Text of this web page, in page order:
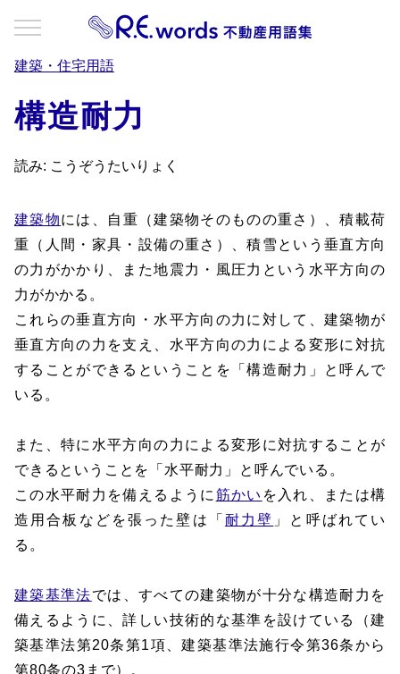
建築・住宅用語
構造耐力
読み: こうぞうたいりょく
建築物には、自重（建築物そのものの重さ）、積載荷
重（人間・家具・設備の重さ）、積雪という垂直方向
の力がかかり、また地震力・風圧力という水平方向の
力がかかる。
これらの垂直方向・水平方向の力に対して、建築物が
垂直方向の力を支え、水平方向の力による変形に対抗
することができるということを「構造耐力」と呼んで
いる。
また、特に水平方向の力による変形に対抗することが
できるということを「水平耐力」と呼んでいる。
この水平耐力を備えるように 筋かい を入れ、または構
造用合板などを張った壁は「 耐力壁 」と呼ばれてい
る。
建築基準法では、すべての建築物が十分な構造耐力を
備えるように、詳しい技術的な基準を設けている（建
築基準法第20条第1項、建築基準法施行令第36条から
第80条の3まで）。